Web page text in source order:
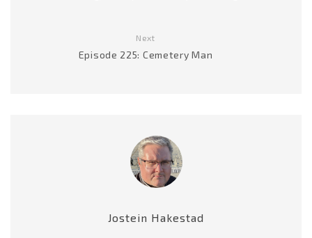
Next
Episode 225: Cemetery Man
Jostein Hakestad